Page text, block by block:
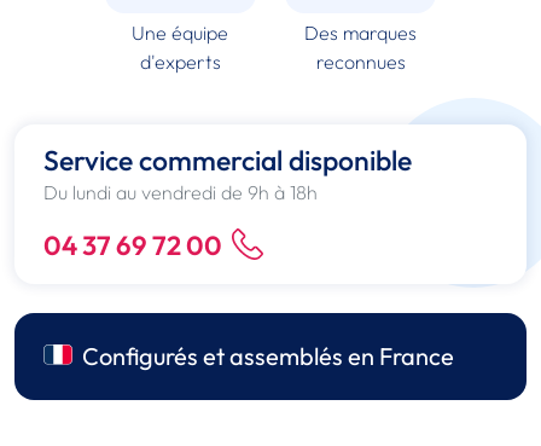
Une équipe
d'experts
Des marques
reconnues
Service commercial disponible
Du lundi au vendredi de 9h à 18h
04 37 69 72 00
Configurés et assemblés en France